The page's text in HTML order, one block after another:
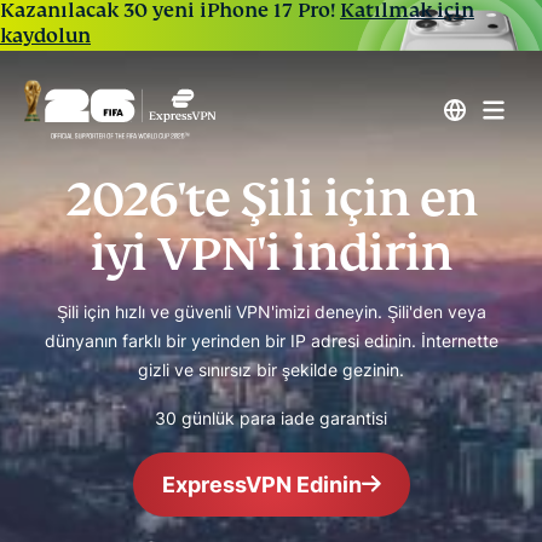
Kazanılacak 30 yeni iPhone 17 Pro! Katılmak için
kaydolun
2026'te Şili için en
iyi VPN'i indirin
Şili için hızlı ve güvenli VPN'imizi deneyin. Şili'den veya
dünyanın farklı bir yerinden bir IP adresi edinin. İnternette
gizli ve sınırsız bir şekilde gezinin.
30 günlük para iade garantisi
ExpressVPN Edinin